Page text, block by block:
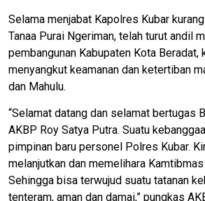
Selama menjabat Kapolres Kubar
Tanaa Purai Ngeriman, telah turut andil
pembangunan Kabupaten Kota Beradat,
menyangkut keamanan dan ketertiban
dan Mahulu.
“Selamat datang dan selamat bertugas
AKBP Roy Satya Putra. Suatu
pimpinan baru personel Polres Kubar.
melanjutkan dan memelihara
Sehingga bisa terwujud suatu tatanan
tenteram, aman dan damai,” pungkas